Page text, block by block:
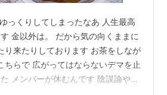
っくりしてしまったなあ 人生最高
金以外は。 だから気の向くままに
り来たりしております お茶をしなが
ちらで 広がってはならないデマを止
メンバーが休むんです 陰謀論や普